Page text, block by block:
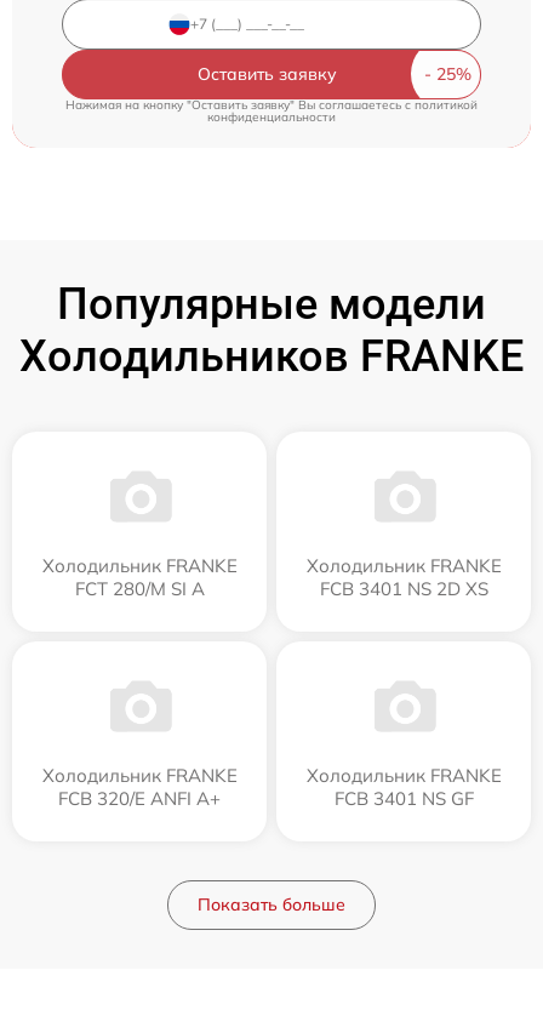
Оставить заявку
Нажимая на кнопку "Оставить заявку" Вы соглашаетесь cполитикой
конфиденциальности
Популярные модели
Холодильников FRANKE
Холодильник FRANKE
FCT 280/M SI A
Холодильник FRANKE
FCB 3401 NS 2D XS
Холодильник FRANKE
FCB 320/E ANFI A+
Холодильник FRANKE
FCB 3401 NS GF
Показать больше